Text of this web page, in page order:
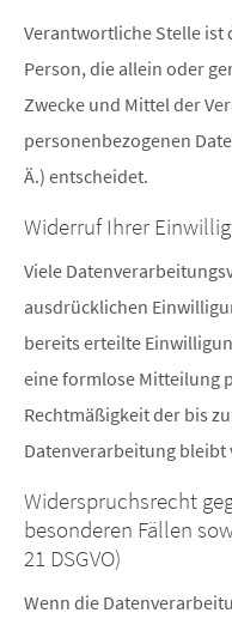
Verantwortliche Stelle
Person, die allein oder
Zwecke und Mittel der
personenbezogenen
Ä.) entscheidet.
Widerruf Ihrer
Viele
ausdrücklichen
bereits erteilte
eine formlose Mitteilung
Rechtmäßigkeit der bis
Datenverarbeitung
Widerspruchsrecht
besonderen Fällen
21 DSGVO)
Wenn die